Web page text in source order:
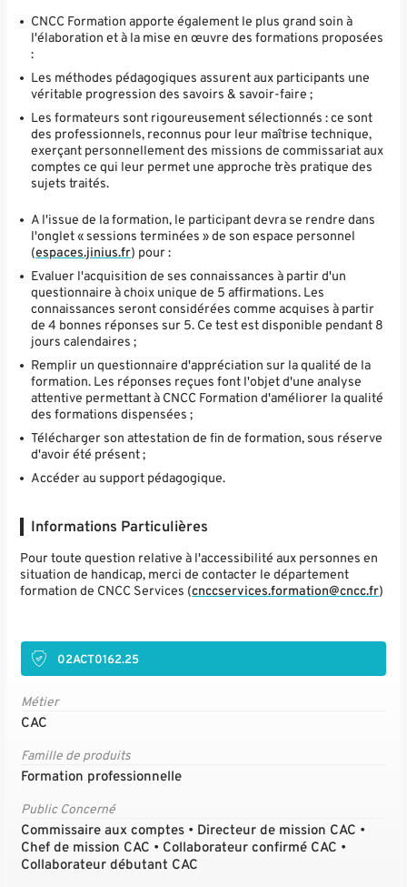
CNCC Formation apporte également le plus grand soin à
l'élaboration et à la mise en œuvre des formations proposées
:
Les méthodes pédagogiques assurent aux participants une
véritable progression des savoirs & savoir-faire ;
Les formateurs sont rigoureusement sélectionnés : ce sont
des professionnels, reconnus pour leur maîtrise technique,
exerçant personnellement des missions de commissariat aux
comptes ce qui leur permet une approche très pratique des
sujets traités.
A l'issue de la formation, le participant devra se rendre dans
l'onglet « sessions terminées » de son espace personnel
(espaces.jinius.fr) pour :
Evaluer l'acquisition de ses connaissances à partir d'un
questionnaire à choix unique de 5 affirmations. Les
connaissances seront considérées comme acquises à partir
de 4 bonnes réponses sur 5. Ce test est disponible pendant 8
jours calendaires ;
Remplir un questionnaire d'appréciation sur la qualité de la
formation. Les réponses reçues font l'objet d'une analyse
attentive permettant à CNCC Formation d'améliorer la qualité
des formations dispensées ;
Télécharger son attestation de fin de formation, sous réserve
d'avoir été présent ;
Accéder au support pédagogique.
Informations Particulières
Pour toute question relative à l'accessibilité aux personnes en
situation de handicap, merci de contacter le département
formation de CNCC Services (cnccservices.formation@cncc.fr)
02ACT0162.25
Métier
CAC
Famille de produits
Formation professionnelle
Public Concerné
Commissaire aux comptes • Directeur de mission CAC •
Chef de mission CAC • Collaborateur confirmé CAC •
Collaborateur débutant CAC